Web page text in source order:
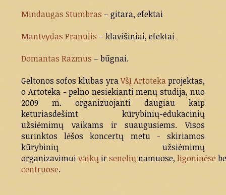
Mindaugas Stumbras – gitara, efektai
Mantvydas Pranulis – klavišiniai, efektai
Domantas Razmus – būgnai.
Geltonos sofos klubas yraVšĮ Artotekaprojektas,
o Artoteka - pelno nesiekianti menų studija, nuo
2009 m. organizuojanti daugiau kaip
keturiasdešimt kūrybinių-edukacinių
užsiėmimų vaikams ir suaugusiems. Visos
surinktos lėšos koncertų metu - skiriamos
kūrybinių užsiėmimų
organizavimuivaikų irseneliųnamuose,ligoninėse
centruose.